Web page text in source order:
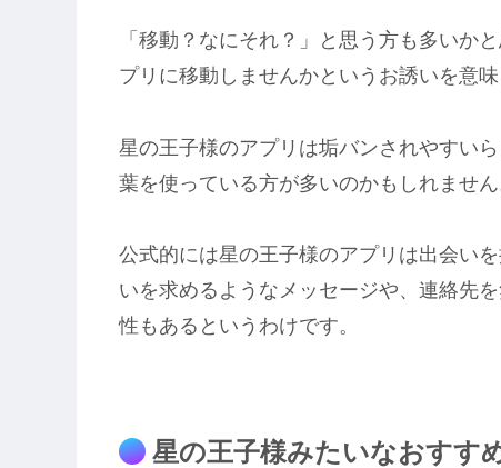
「移動？なにそれ？」と思う方も多いか
プリに移動しませんかというお誘いを意味
星の王子様のアプリは垢バンされやすい
葉を使っている方が多いのかもしれません
公式的には星の王子様のアプリは出会い
いを求めるようなメッセージや、連絡先
性もあるというわけです。
星の王子様みたいなおすす